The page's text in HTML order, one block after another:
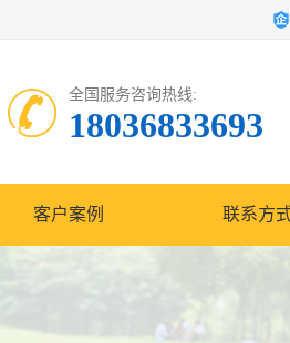
全国服务咨询热线:
18036833693
客户案例 联系方